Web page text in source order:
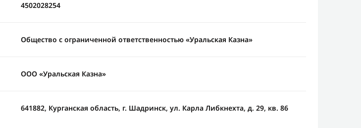
4502028254
Общество с ограниченной ответственностью «Уральская Казна»
ООО «Уральская Казна»
641882, Курганская область, г. Шадринск, ул. Карла Либкнехта, д. 29, кв. 86